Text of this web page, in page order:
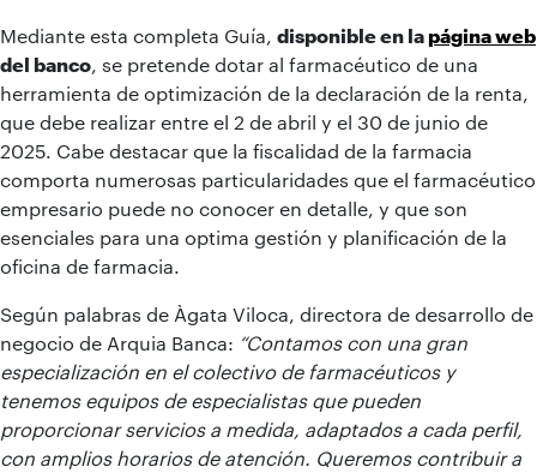
Mediante esta completa Guía, disponible en lapágina web
del banco , se pretende dotar al farmacéutico de una
herramienta de optimización de la declaración de la renta,
que debe realizar entre el 2 de abril y el 30 de junio de
2025. Cabe destacar que la fiscalidad de la farmacia
comporta numerosas particularidades que el farmacéutico
empresario puede no conocer en detalle, y que son
esenciales para una optima gestión y planificación de la
oficina de farmacia.
Según palabras de Àgata Viloca, directora de desarrollo de
negocio de Arquia Banca: “Contamos con una gran
especialización en el colectivo de farmacéuticos y
tenemos equipos de especialistas que pueden
proporcionar servicios a medida, adaptados a cada perfil,
con amplios horarios de atención. Queremos contribuir a